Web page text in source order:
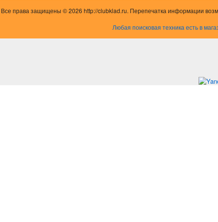
Все права защищены © 2026 http://clubklad.ru. Перепечатка информации
Любая поисковая техника есть в